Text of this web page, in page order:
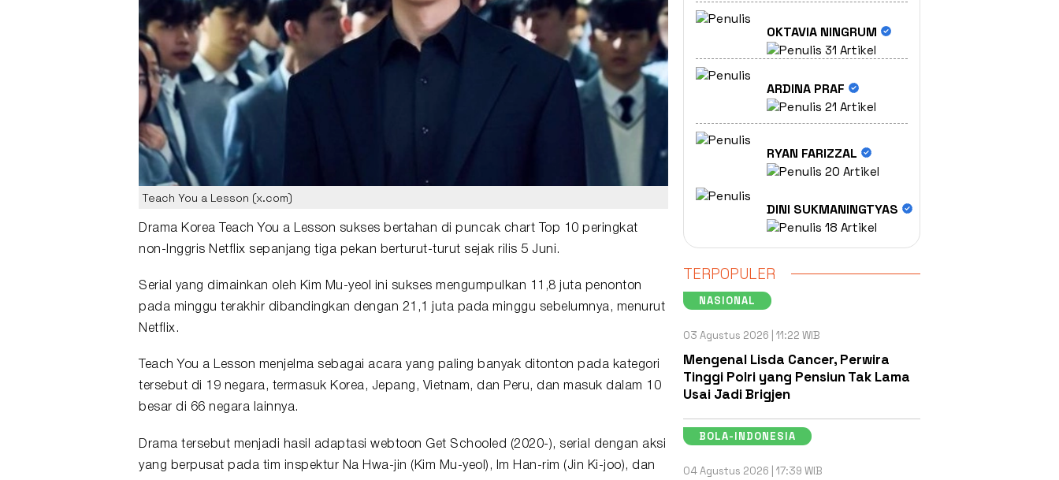
Teach You a Lesson (x.com)
Drama Korea Teach You a Lesson sukses bertahan di puncak chart Top 10 peringkat
non-Inggris Netflix sepanjang tiga pekan berturut-turut sejak rilis 5 Juni.
Serial yang dimainkan oleh Kim Mu-yeol ini sukses mengumpulkan 11,8 juta penonton
pada minggu terakhir dibandingkan dengan 21,1 juta pada minggu sebelumnya, menurut
Netflix.
Teach You a Lesson menjelma sebagai acara yang paling banyak ditonton pada kategori
tersebut di 19 negara, termasuk Korea, Jepang, Vietnam, dan Peru, dan masuk dalam 10
besar di 66 negara lainnya.
Drama tersebut menjadi hasil adaptasi webtoon Get Schooled (2020-), serial dengan aksi
yang berpusat pada tim inspektur Na Hwa-jin (Kim Mu-yeol), Im Han-rim (Jin Ki-joo), dan
OKTAVIA NINGRUM
31 Artikel
ARDINA PRAF
21 Artikel
RYAN FARIZZAL
20 Artikel
DINI SUKMANINGTYAS
18 Artikel
TERPOPULER
NASIONAL
03 Agustus 2026 | 11:22 WIB
Mengenal Lisda Cancer, Perwira
Tinggi Polri yang Pensiun Tak Lama
Usai Jadi Brigjen
BOLA-INDONESIA
04 Agustus 2026 | 17:39 WIB